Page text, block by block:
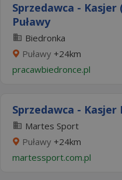
Sprzedawca -
Puławy
Biedronka
Puławy +24km
pracawbiedronce.pl
Sprzedawca -
Martes Sport
Puławy +24km
martessport.com.pl